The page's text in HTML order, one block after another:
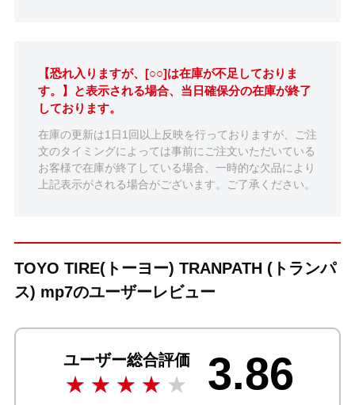
【恐れ入りますが、[○○]は在庫が不足しておりま
す。】と表示される場合、当日確保分の在庫が終了
しております。
在庫の更新は1日1回以上反映を行っておりますが、ご注
文のタイミングによっては事前にご注文いただいている
お客様で在庫が終了している場合、一時的な欠品により
上記表示がされる場合がございます。ご了承ください。
TOYO TIRE(トーヨー) TRANPATH (トランパ
ス) mp7のユーザーレビュー
ユーザー総合評価 3.86